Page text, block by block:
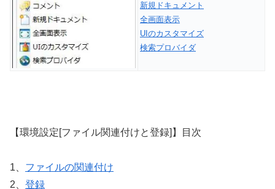
新規ドキュメント
全画面表示
UIのカスタマイズ
検索プロバイダ
【環境設定[ファイル関連付けと登録]】目次
1、 ファイルの関連付け
2、 登録